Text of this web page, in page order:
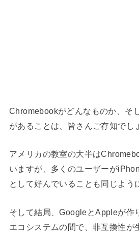
Chromebookがどんなものか、そ
があることは、皆さんご存知でし
アメリカの教室の大半は
いますが、多くのユーザーが
として好んでいることも同じよう
そして結局、GoogleとAppleが作
エコシステムの間で、非互換性が